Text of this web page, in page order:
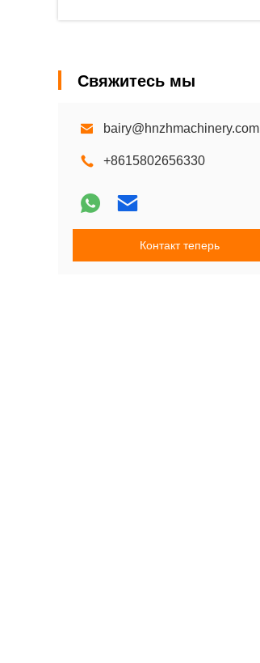
Свяжитесь мы
bairy@hnzhmachinery.com
+8615802656330
Контакт теперь